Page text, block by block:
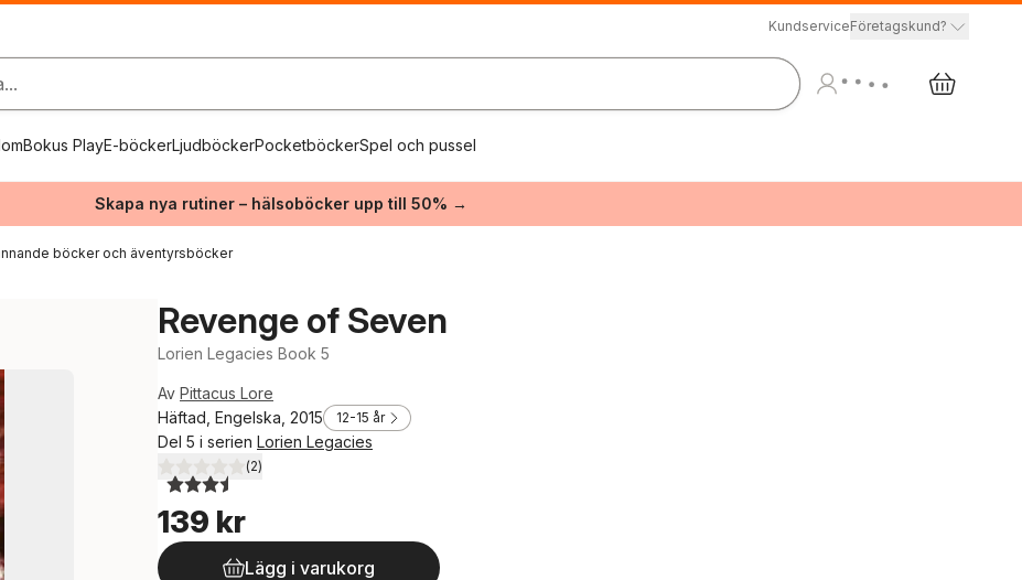
KundserviceFöretagskund?
Bokus PlayE-böckerLjudböckerPocketböckerSpel och pussel
Skapa nya rutiner – hälsoböcker upp till 50% →
böcker och äventyrsböcker
Revenge of Seven
Lorien Legacies Book 5
Av Pittacus Lore
Häftad, Engelska, 2015
12-15 år
Del 5 i serien Lorien Legacies
3,5utav 5 stjärnor. Totalt antal röster:
(2)
139 kr
Lägg i varukorg